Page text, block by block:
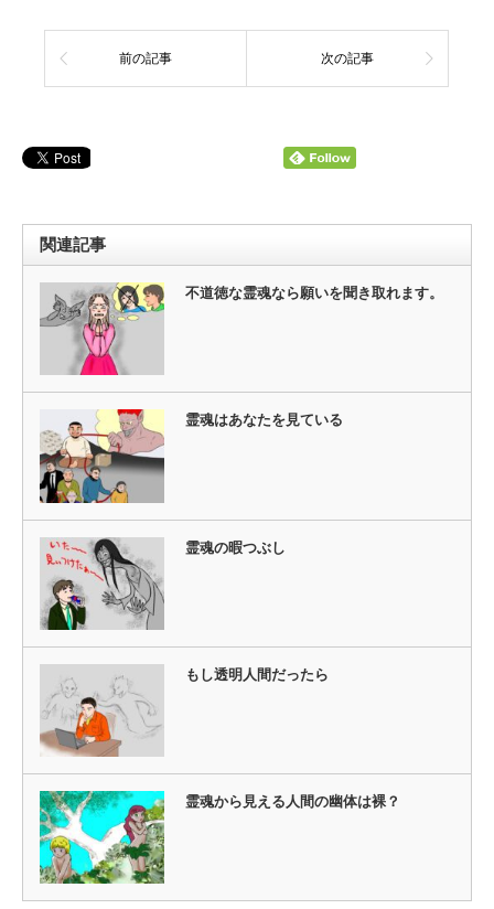
前の記事 次の記事
関連記事
不道徳な霊魂なら願いを聞き取れます。
霊魂はあなたを見ている
霊魂の暇つぶし
もし透明人間だったら
霊魂から見える人間の幽体は裸？